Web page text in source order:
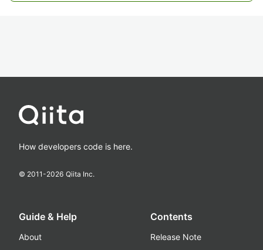
How developers code is here.
© 2011-2026 Qiita Inc.
Guide & Help
About
Contents
Release Note